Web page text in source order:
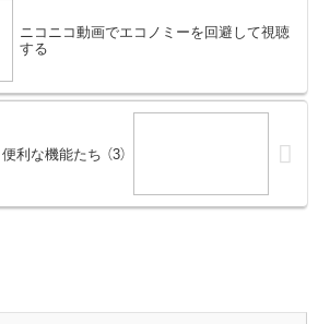
ニコニコ動画でエコノミーを回避して視聴
する
利な機能たち （3）